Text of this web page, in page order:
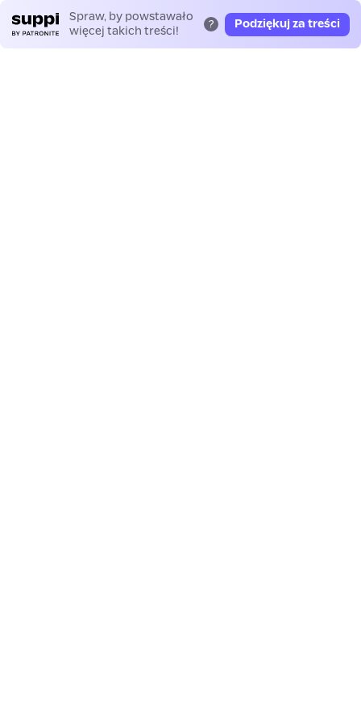
Spraw, by powstawało
więcej takich treści!
? Podziękuj za treści